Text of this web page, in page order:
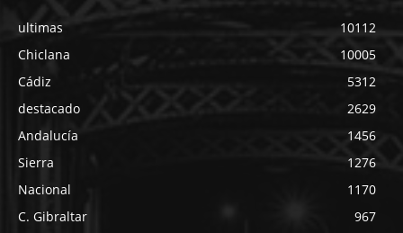
ultimas
10112
Chiclana
10005
Cádiz
5312
destacado
2629
Andalucía
1456
Sierra
1276
Nacional
1170
C. Gibraltar
967